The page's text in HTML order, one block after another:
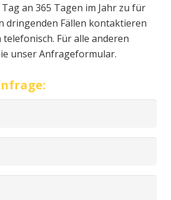
Fällen kontaktieren
telefonisch. Für alle anderen
unser Anfrageformular.